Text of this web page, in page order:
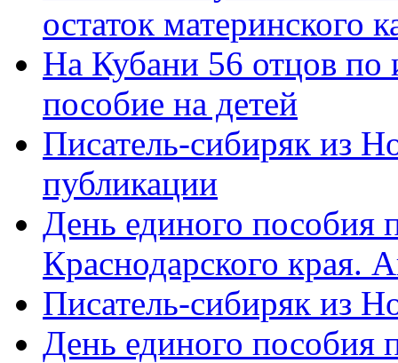
остаток материнского
На Кубани 56 отцов по
пособие на детей
Писатель-сибиряк из
публикации
День единого пособия
Краснодарского края.
Писатель-сибиряк из
День единого пособия